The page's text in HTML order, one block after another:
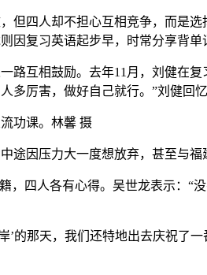
四人却不担心互相竞争，而是选
因复习英语起步早，时常分享背单
互相鼓励。去年11月，刘健在复
多厉害，做好自己就行。”刘健回
功课。林馨 摄
因压力大一度想放弃，甚至与福
四人各有心得。吴世龙表示：“没
那天，我们还特地出去庆祝了一